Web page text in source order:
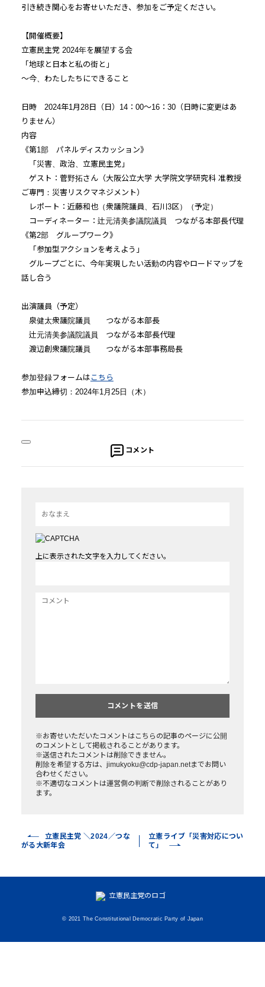
引き続き関心をお寄せいただき、参加をご予定ください。
【開催概要】
立憲民主党 2024年を展望する会
「地球と日本と私の街と」
～今、わたしたちにできること
日時 2024年1月28日（日）14：00～16：30（日時に変更はあ
りません）
内容
《第1部 パネルディスカッション》
「災害、政治、立憲民主党」
ゲスト：菅野拓さん（大阪公立大学 大学院文学研究科 准教授
ご専門：災害リスクマネジメント）
レポート：近藤和也（衆議院議員、石川3区）（予定）
コーディネーター：辻元清美参議院議員 つながる本部長代理
《第2部 グループワーク》
「参加型アクションを考えよう」
グループごとに、今年実現したい活動の内容やロードマップを
話し合う
出演議員（予定）
泉健太衆議院議員 つながる本部長
辻元清美参議院議員 つながる本部長代理
渡辺創衆議院議員 つながる本部事務局長
参加登録フォームは こちら
参加申込締切：2024年1月25日（木）
コメント
上に表示された文字を入力してください。
※お寄せいただいたコメントはこちらの記事のページに公開
のコメントとして掲載されることがあります。
※送信されたコメントは削除できません。
削除を希望する方は、jimukyoku@cdp-japan.netまでお問い
合わせください。
※不適切なコメントは運営側の判断で削除されることがあり
ます。
立憲民主党 ＼2024／つな
がる大新年会
立憲ライブ「災害対応につい
て」
© 2021 The Constitutional Democratic Party of Japan